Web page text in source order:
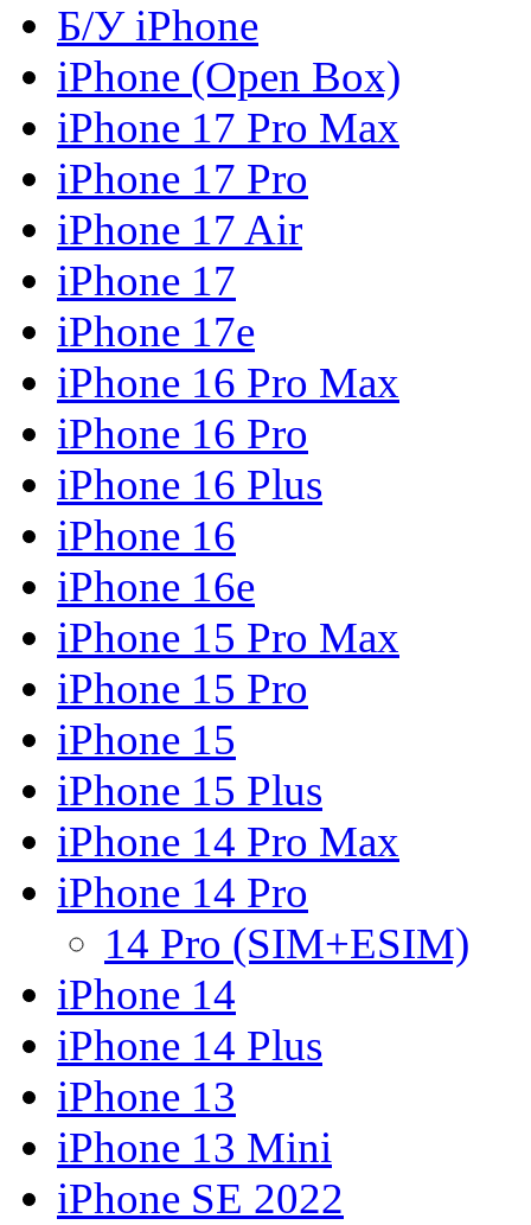
Б/У iPhone
iPhone (Open Box)
iPhone 17 Pro Max
iPhone 17 Pro
iPhone 17 Air
iPhone 17
iPhone 17e
iPhone 16 Pro Max
iPhone 16 Pro
iPhone 16 Plus
iPhone 16
iPhone 16e
iPhone 15 Pro Max
iPhone 15 Pro
iPhone 15
iPhone 15 Plus
iPhone 14 Pro Max
iPhone 14 Pro
14 Pro (SIM+ESIM)
iPhone 14
iPhone 14 Plus
iPhone 13
iPhone 13 Mini
iPhone SE 2022